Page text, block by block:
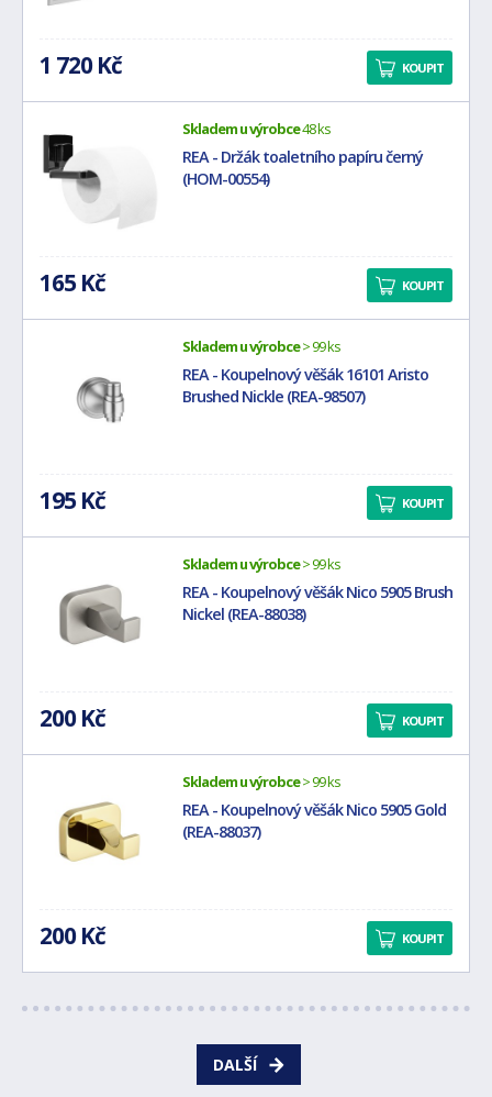
1 720 Kč KOUPIT
Skladem u výrobce48 ks
REA - Držák toaletního papíru černý
(HOM-00554)
165 Kč KOUPIT
Skladem u výrobce> 99 ks
REA - Koupelnový věšák 16101 Aristo
Brushed Nickle (REA-98507)
195 Kč KOUPIT
Skladem u výrobce> 99 ks
REA - Koupelnový věšák Nico 5905 Brush
Nickel (REA-88038)
200 Kč KOUPIT
Skladem u výrobce> 99 ks
REA - Koupelnový věšák Nico 5905 Gold
(REA-88037)
200 Kč KOUPIT
DALŠÍ